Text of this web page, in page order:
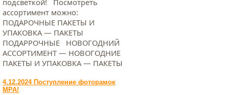
подсветкой! Посмотреть
ассортимент можно:
ПОДАРОЧНЫЕ ПАКЕТЫ И
УПАКОВКА — ПАКЕТЫ
ПОДАРРОЧНЫЕ НОВОГОДНИЙ
АССОРТИМЕНТ — НОВОГОДНИЕ
ПАКЕТЫ И УПАКОВКА — ПАКЕТЫ
4.12.2024 Поступление фоторамок
МРА!